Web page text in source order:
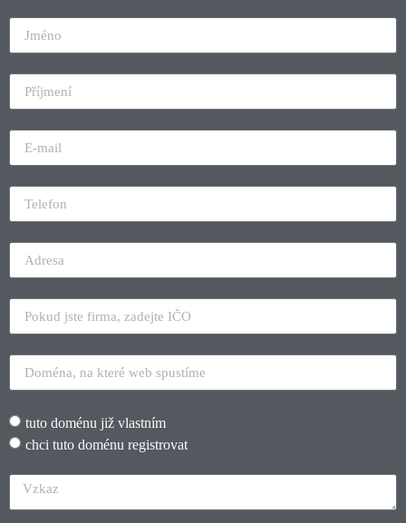
tuto doménu již vlastním
chci tuto doménu registrovat